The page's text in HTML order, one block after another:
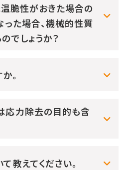
温脆性がおきた場合の
た場合、機械的性質
でしょうか？
。
応力除去の目的も含
教えてください。